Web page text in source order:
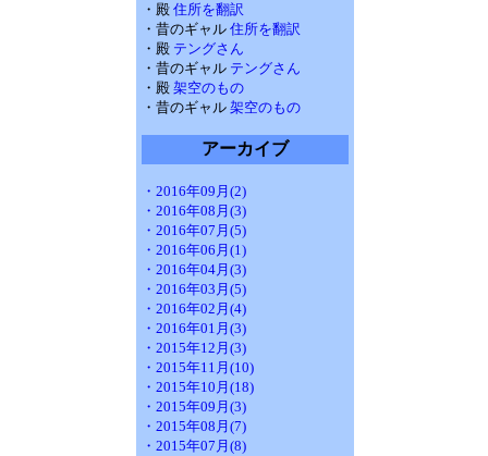
・殿 住所を翻訳
・昔のギャル 住所を翻訳
・殿 テングさん
・昔のギャル テングさん
・殿 架空のもの
・昔のギャル 架空のもの
アーカイブ
・2016年09月(2)
・2016年08月(3)
・2016年07月(5)
・2016年06月(1)
・2016年04月(3)
・2016年03月(5)
・2016年02月(4)
・2016年01月(3)
・2015年12月(3)
・2015年11月(10)
・2015年10月(18)
・2015年09月(3)
・2015年08月(7)
・2015年07月(8)